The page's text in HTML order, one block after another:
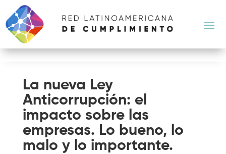
La nueva Ley
Anticorrupción: el
impacto sobre las
empresas. Lo bueno, lo
malo y lo importante.